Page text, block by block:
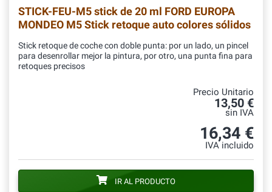
STICK-FEU-M5stick de 20 ml FORD EUROPA
MONDEO M5 Stick retoque auto colores sólidos
Stick retoque de coche con doble punta: por un lado, un pincel
para desenrollar mejor la pintura, por otro, una punta fina para
retoques precisos
Precio Unitario
13,50 €
sin IVA
16,34 €
IVA incluido
IR AL PRODUCTO